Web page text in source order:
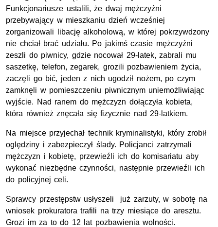
Funkcjonariusze ustalili, że dwaj mężczyźni
przebywający w mieszkaniu dzień wcześniej
zorganizowali libację alkoholową, w której pokrzywdzony
nie chciał brać udziału. Po jakimś czasie mężczyźni
zeszli do piwnicy, gdzie nocował 29-latek, zabrali mu
saszetkę, telefon, zegarek, grozili pozbawieniem życia,
zaczęli go bić, jeden z nich ugodził nożem, po czym
zamknęli w pomieszczeniu piwnicznym uniemożliwiając
wyjście. Nad ranem do mężczyzn dołączyła kobieta,
która również znęcała się fizycznie nad 29-latkiem.
Na miejsce przyjechał technik kryminalistyki, który zrobił
oględziny i zabezpieczył ślady. Policjanci zatrzymali
mężczyzn i kobietę, przewieźli ich do komisariatu aby
wykonać niezbędne czynności, następnie przewieźli ich
do policyjnej celi.
Sprawcy przestępstw usłyszeli już zarzuty, w sobotę na
wniosek prokuratora trafili na trzy miesiące do aresztu.
Grozi im za to do 12 lat pozbawienia wolności.